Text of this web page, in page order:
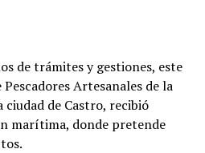
de trámites y gestiones, este
Artesanales de la
de Castro, recibió
marítima, donde pretende